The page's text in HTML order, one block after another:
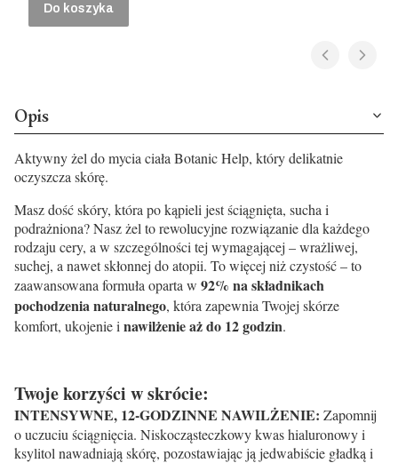
Do koszyka
Opis
Aktywny żel do mycia ciała Botanic Help, którydelikatnie
oczyszcza skórę.
Masz dość skóry, która po kąpieli jest ściągnięta, sucha i
podrażniona? Nasz żel to rewolucyjne rozwiązanie dla każdego
rodzaju cery, a w szczególności tej wymagającej – wrażliwej,
suchej, a nawet skłonnej do atopii. To więcej niż czystość – to
zaawansowana formuła oparta w 92% na składnikach
pochodzenia naturalnego, która zapewnia Twojej skórze
komfort, ukojenie i nawilżenie aż do 12 godzin.
Twoje korzyści w skrócie:
INTENSYWNE, 12-GODZINNE NAWILŻENIE: Zapomnij
o uczuciu ściągnięcia. Niskocząsteczkowy kwas hialuronowy i
ksylitol nawadniają skórę, pozostawiając ją jedwabiście gładką i